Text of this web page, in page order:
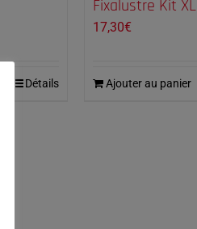
Détails
Fixalustre Kit XL
17,30€
Ajouter au panier